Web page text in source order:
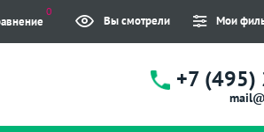
0
Вы смотрели Мои
+7